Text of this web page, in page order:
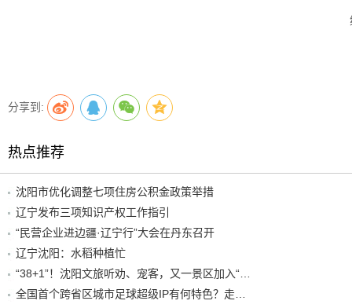
分享到:
热点推荐
沈阳市优化调整七项住房公积金政策举措
辽宁发布三项知识产权工作指引
“民营企业进边疆·辽宁行”大会在丹东召开
辽宁沈阳：水稻种植忙
“38+1”！沈阳文旅听劝、宠客，又一景区加入“东北超”优惠名单！
全国首个跨省区城市足球超级IP有何特色？走进沈阳现场去看看